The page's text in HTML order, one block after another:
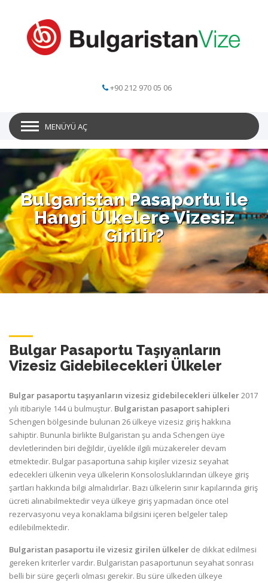
+90 212 970 05 06
MENÜYÜ AÇ
Bulgaristan Pasaportu ile
Hangi Ülkelere Vizesiz
Girilir?
Bulgar Pasaportu Taşıyanların
Vizesiz Gidebilecekleri Ülkeler
Bulgar pasaportu taşıyanların vizesiz gidebilecekleri ülkeler2017
yılı itibariyle 144 ü bulmuştur. Bulgaristan pasaport sahipleri
Schengen bölgesinde bulunan 26 ülkeye vizesiz giriş hakkına
sahiptir. Bununla birlikte Bulgaristan şu anda Schengen üye
devletlerinden biri değildir, üyelikle ilgili müzakereler devam
etmektedir. Bulgar pasaportuna sahip kişiler vizesiz seyahat
edecekleri ülkenin veya ülkelerin Konsolosluklarından ülkeye giriş
şartları hakkında bilgi almalıdırlar. Bazı ülkelerin sınır kapılarında giriş
ücreti alınabilmektedir veya ülkeye giriş yapmadan önce otel
rezervasyonu veya konaklama bilgisini içeren belgeler talep
edilebilmektedir.
Bulgaristan pasaportu ile vizesiz girilen ülkeler de dikkat edilmesi
gereken kriterler vardır. Bulgaristan pasaportunun seyahat sonrası
belli bir süre geçerli olması gerekir. Bu süre ülkeden ülkeye